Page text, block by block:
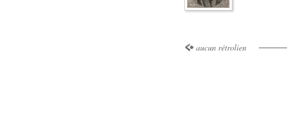
aucun rétrolien